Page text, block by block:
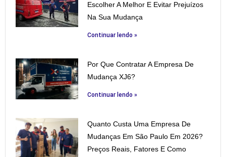
Escolher A Melhor E Evitar Prejuízos
Na Sua Mudança
Continuar lendo »
Por Que Contratar A Empresa De
Mudança XJ6?
Continuar lendo »
Quanto Custa Uma Empresa De
Mudanças Em São Paulo Em 2026?
Preços Reais, Fatores E Como